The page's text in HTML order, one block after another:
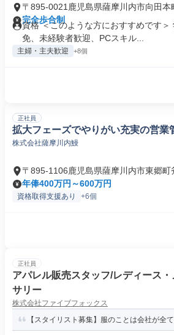
〒895-0021鹿児島県薩摩川内市向田本
完全歩合制
資格 ＜このような方におすすめです＞
免、未経験者歓迎、PCスキル...
主婦・主夫歓迎 +8個
正社員
拡大フェーズでやりがい充実の営業
株式会社薩摩川内鰻
〒895-1106鹿児島県薩摩川内市東郷町
年俸400万円～600万円
資格取得支援あり +6個
正社員
アパレル販売スタッフ/レディース
サリー
株式会社ファイブフォックス
【スタイリスト募集】服のことは会社が全